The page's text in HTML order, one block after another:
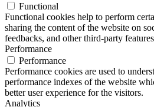
Functional
Functional cookies help to perform
sharing the content of the website on
feedbacks, and other third-party
Performance
Performance
Performance cookies are used to
performance indexes of the website
better user experience for the visitors.
Analytics